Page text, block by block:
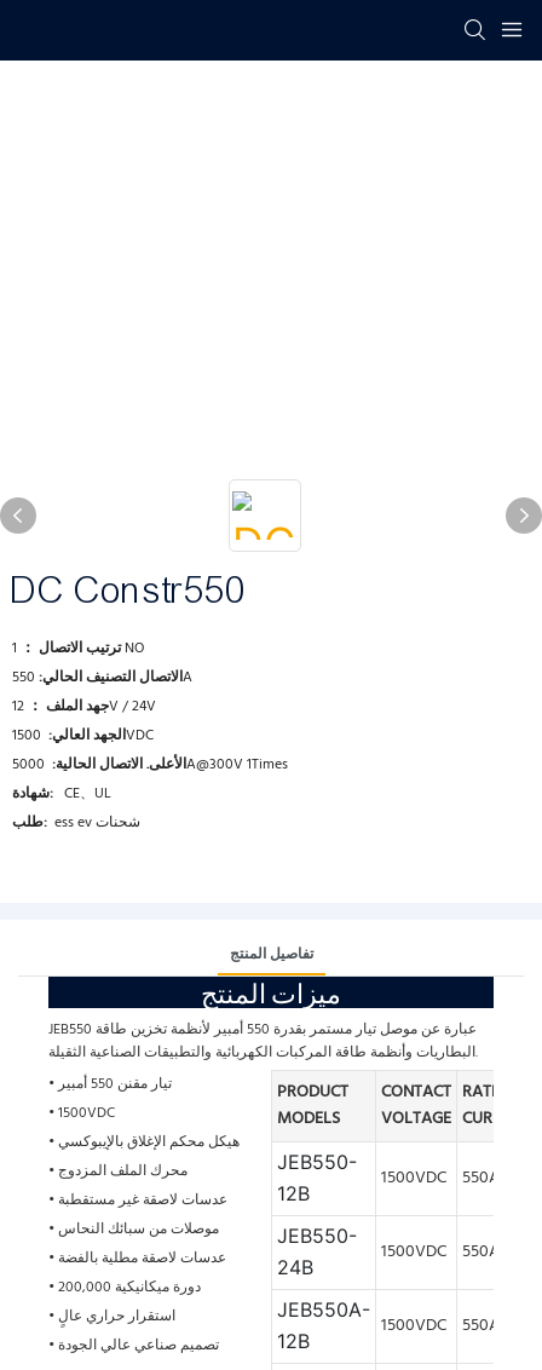
DC Constr550
ترتيب الاتصال ：1 NO
الاتصال التصنيف الحالي:550A
جهد الملف ：12V / 24V
الجهد العالي:1500VDC
الأعلى. الاتصال الحالية:5000A@300V 1Times
شهادة: CE、UL
طلب:
ess ev شحنات
تفاصيل المنتج
ميزات المنتج
JEB550 عبارة عن موصل تيار مستمر بقدرة 550 أمبير لأنظمة تخزين طاقة
البطاريات وأنظمة طاقة المركبات الكهربائية والتطبيقات الصناعية الثقيلة.
• تيار مقنن 550 أمبير
• 1500VDC
• هيكل محكم الإغلاق بالإيبوكسي
• محرك الملف المزدوج
• عدسات لاصقة غير مستقطبة
• موصلات من سبائك النحاس
• عدسات لاصقة مطلية بالفضة
• 200,000 دورة ميكانيكية
• استقرار حراري عالٍ
• تصميم صناعي عالي الجودة
PRODUCT
MODELS
CONTACT
VOLTAGE
RATED
CURRENT
JEB550-
12B
1500VDC 550A
JEB550-
24B
1500VDC 550A
JEB550A-
12B
1500VDC 550A